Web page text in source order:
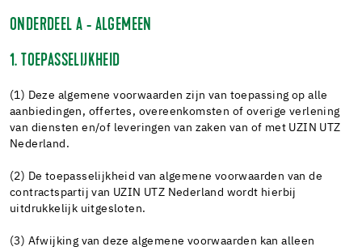
ONDERDEEL A - ALGEMEEN
1. TOEPASSELIJKHEID
(1) Deze algemene voorwaarden zijn van toepassing op alle
aanbiedingen, offertes, overeenkomsten of overige verlening
van diensten en/of leveringen van zaken van of met UZIN UTZ
Nederland.
(2) De toepasselijkheid van algemene voorwaarden van de
contractspartij van UZIN UTZ Nederland wordt hierbij
uitdrukkelijk uitgesloten.
(3) Afwijking van deze algemene voorwaarden kan alleen